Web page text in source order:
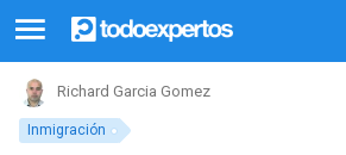
Inmigración
Richard Garcia Gomez